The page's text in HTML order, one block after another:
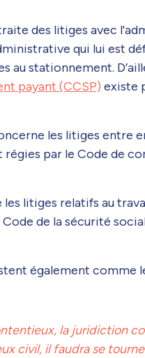
des litiges avec
qui lui est
au stationnement.
payant (CCSP) existe
les litiges entre
par le Code de
les litiges relatifs au
de la sécurité
également
la juridiction
civil, il faudra se